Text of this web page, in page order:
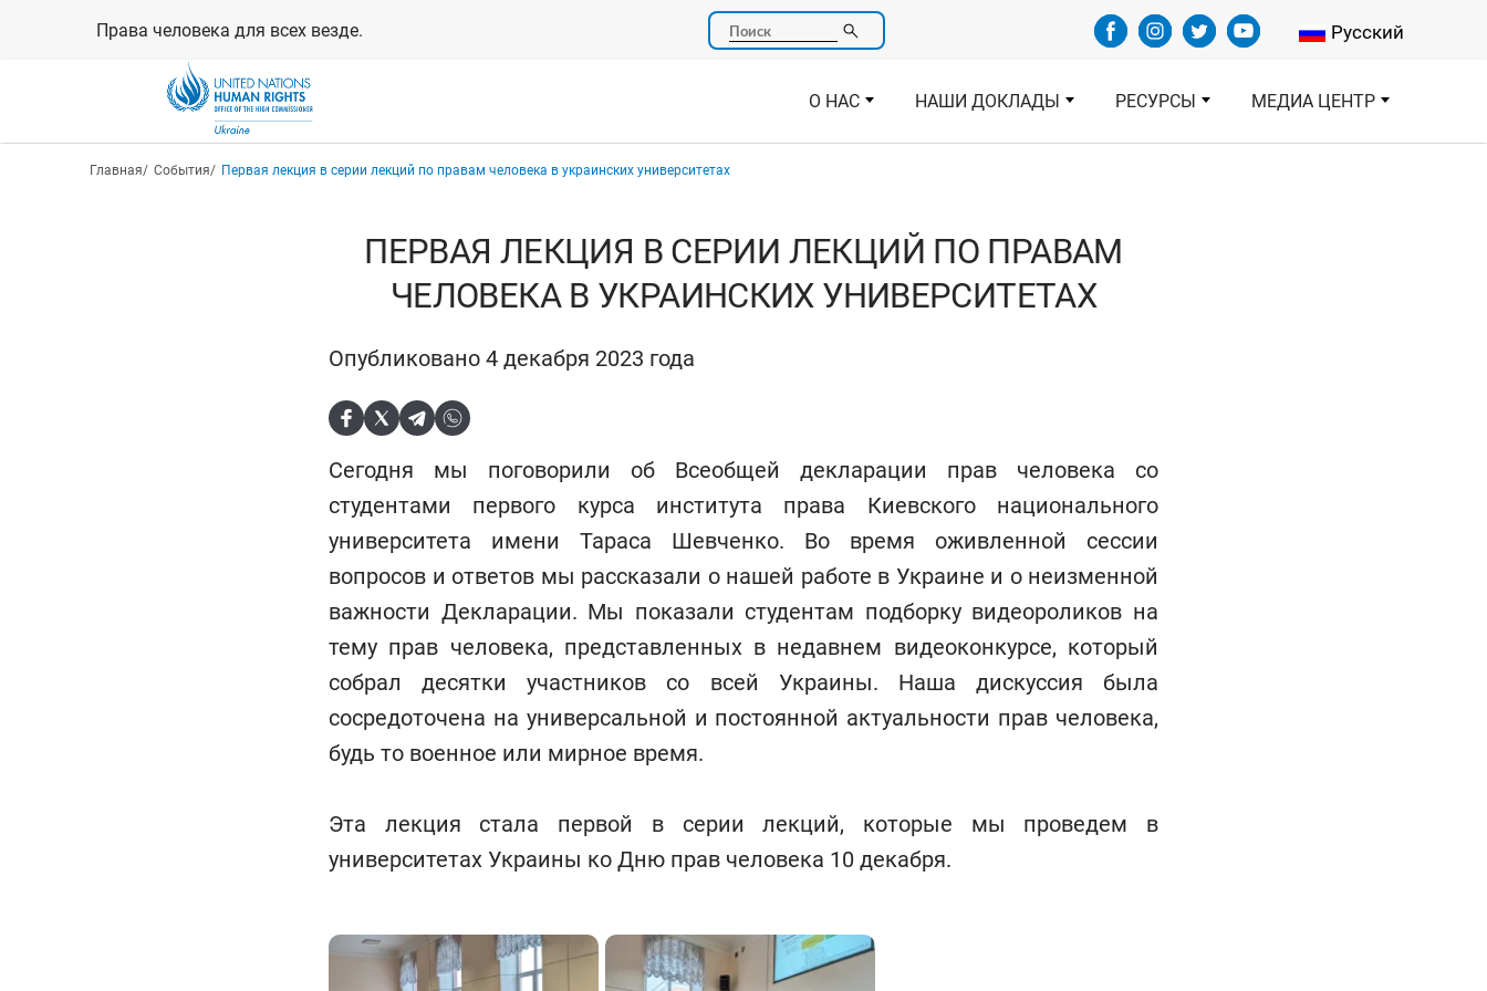
Права человека для всех везде. Поиск Select your
Русский
О НАС НАШИ ДОКЛАДЫ РЕСУРСЫ МЕДИА ЦЕНТР
Строка навигации
Главная События Первая лекция в серии лекций по правам человека в украинских университетах
ПЕРВАЯ ЛЕКЦИЯ В СЕРИИ ЛЕКЦИЙ ПО ПРАВАМ
ЧЕЛОВЕКА В УКРАИНСКИХ УНИВЕРСИТЕТАХ
Опубликовано 4 декабря 2023 года
Сегодня мы поговорили об Всеобщей декларации прав человека со
студентами первого курса института права Киевского национального
университета имени Тараса Шевченко. Во время оживленной сессии
вопросов и ответов мы рассказали о нашей работе в Украине и о неизменной
важности Декларации. Мы показали студентам подборку видеороликов на
тему прав человека, представленных в недавнем видеоконкурсе, который
собрал десятки участников со всей Украины. Наша дискуссия была
сосредоточена на универсальной и постоянной актуальности прав человека,
будь то военное или мирное время.
Эта лекция стала первой в серии лекций, которые мы проведем в
университетах Украины ко Дню прав человека 10 декабря.